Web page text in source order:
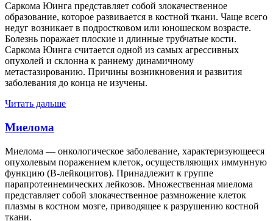
Саркома Юинга представляет собой злокачественное
образование, которое развивается в костной ткани. Чаще всего
недуг возникает в подростковом или юношеском возрасте.
Болезнь поражает плоские и длинные трубчатые кости.
Саркома Юинга считается одной из самых агрессивных
опухолей и склонна к раннему динамичному
метастазированию. Причины возникновения и развития
заболевания до конца не изучены.
Читать дальше
Миелома
Миелома — онкологическое заболевание, характеризующееся
опухолевым поражением клеток, осуществляющих иммунную
функцию (В-лейкоцитов). Принадлежит к группе
парапротеинемических лейкозов. Множественная миелома
представляет собой злокачественное размножение клеток
плазмы в костном мозге, приводящее к разрушению костной
ткани.